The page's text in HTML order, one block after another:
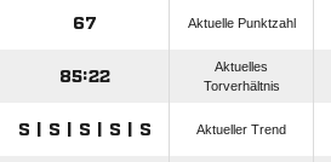
67 Aktuelle Punktzahl
85:22
Aktuelles
Torverhältnis
S | S | S | S | S Aktueller Trend